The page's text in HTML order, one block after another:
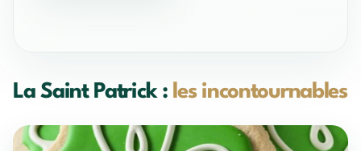
La Saint Patrick : les incontournables